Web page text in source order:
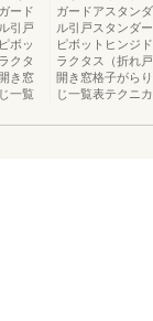
ード
引戸
ボッ
クタ
き窓
一覧
ガードアスタン
ル引戸スタンダ
ピボットヒンジ
ラクタス（折れ
開き窓格子がら
じ一覧表テクニ